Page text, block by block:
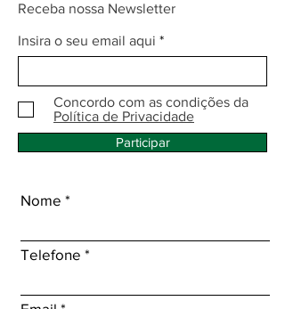
Receba nossa Newsletter
Insira o seu email aqui
Concordo com as condições da
Política de Privacidade
Participar
Nome
Telefone